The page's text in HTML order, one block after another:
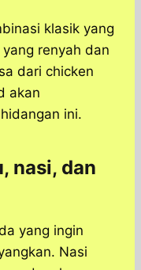
klasik yang
renyah dan
dari chicken
akan
ini.
nasi, dan
yang ingin
Nasi